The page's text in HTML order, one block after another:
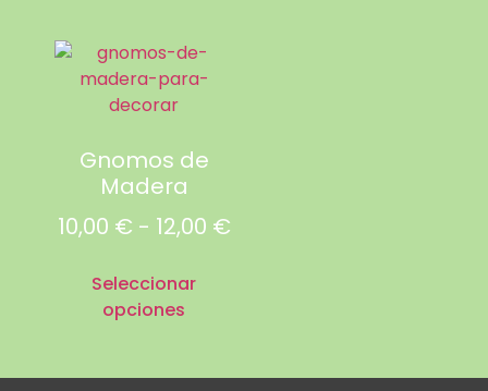
Gnomos de
Madera
10,00 € - 12,00 €
Seleccionar
opciones